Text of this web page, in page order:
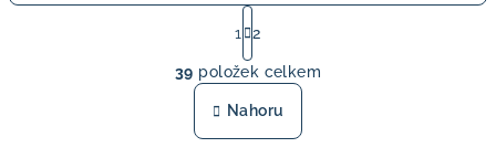
O
v
l
á
S
t
r
á
n
k
o
1 2
39 položek celkem
Nahoru